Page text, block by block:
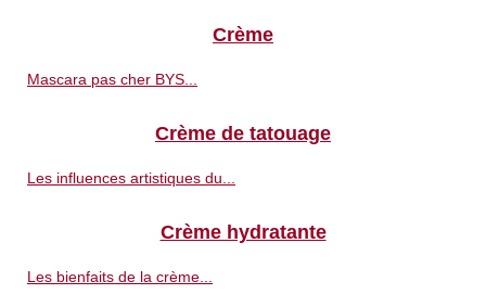
Crème
Mascara pas cher BYS...
Crème de tatouage
Les influences artistiques du...
Crème hydratante
Les bienfaits de la crème...